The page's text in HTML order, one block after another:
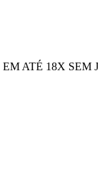
ATÉ 18X SEM